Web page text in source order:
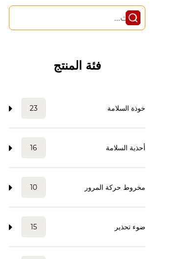
فئة المنتج
خوذة السلامة 23
أحذية السلامة 16
مخروط حركة المرور 10
ضوء تحذير 15